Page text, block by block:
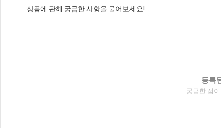
상품에 관해 궁금한 사항을 물어보세요!
등록
궁금한 점